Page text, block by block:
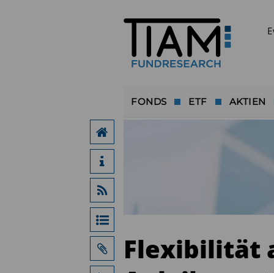
FONDS ETF AKTIEN
Flexibilität